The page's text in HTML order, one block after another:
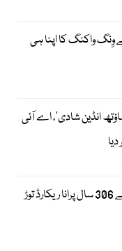
نے وِنگ واکنگ کا اپنا ہی
انڈین شادی‘، اے آئی
امریکا: 18 سالہ پروفیسر نے 306 سال پرانا ریکارڈ توڑ